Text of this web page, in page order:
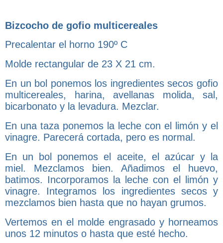
Bizcocho de gofio multicereales
Precalentar el horno 190º C
Molde rectangular de 23 X 21 cm.
En un bol ponemos los ingredientes secos gofio
multicereales, harina, avellanas molida, sal,
bicarbonato y la levadura. Mezclar.
En una taza ponemos la leche con el limón y el
vinagre. Parecerá cortada, pero es normal.
En un bol ponemos el aceite, el azúcar y la
miel. Mezclamos bien. Añadimos el huevo,
batimos. Incorporamos la leche con el limón y
vinagre. Integramos los ingredientes secos y
mezclamos bien hasta que no hayan grumos.
Vertemos en el molde engrasado y horneamos
unos 12 minutos o hasta que esté hecho.